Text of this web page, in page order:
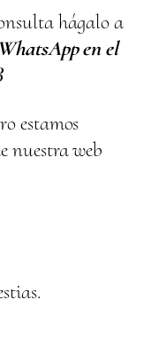
hágalo a
en el
estamos
nuestra web